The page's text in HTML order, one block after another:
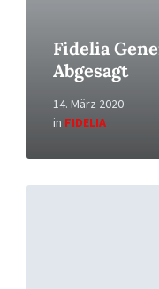
Fidelia
Abgesagt
14. März 2020
in FIDELIA